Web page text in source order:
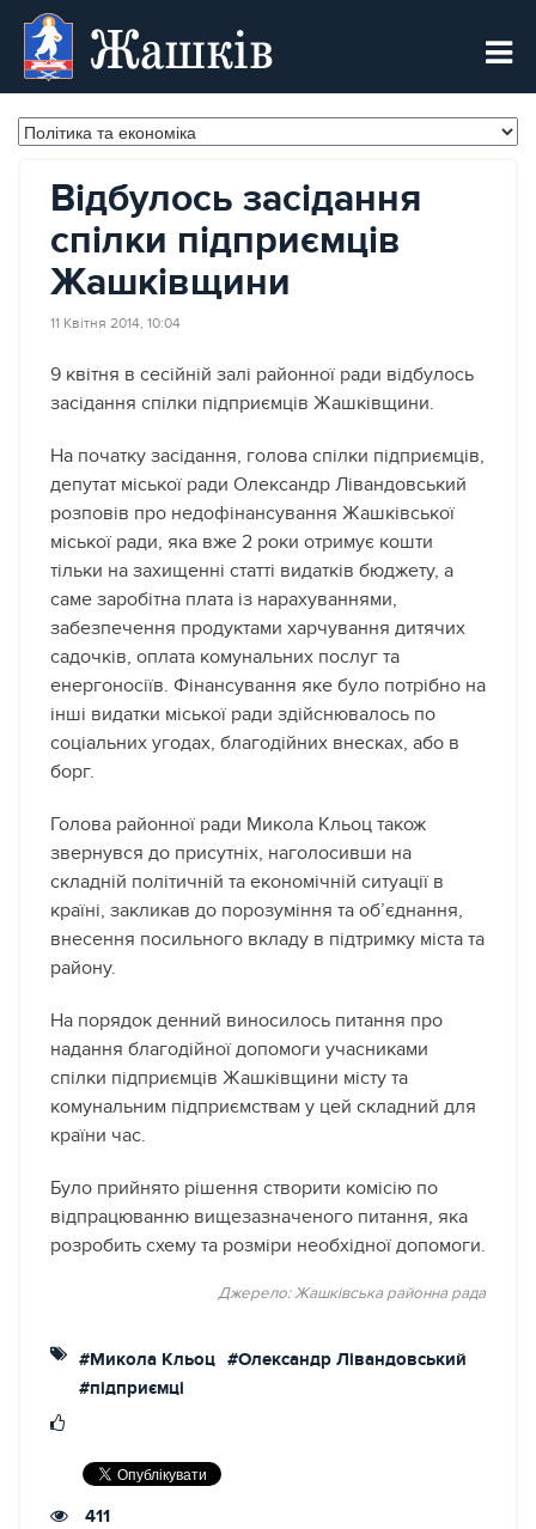
Жашків
Відбулось засідання
спілки підприємців
Жашківщини
11 Квітня 2014, 10:04
9 квітня в сесійній залі районної ради відбулось
засідання спілки підприємців Жашківщини.
На початку засідання, голова спілки підприємців,
депутат міської ради Олександр Лівандовський
розповів про недофінансування Жашківської
міської ради, яка вже 2 роки отримує кошти
тільки на захищенні статті видатків бюджету, а
саме заробітна плата із нарахуваннями,
забезпечення продуктами харчування дитячих
садочків, оплата комунальних послуг та
енергоносіїв. Фінансування яке було потрібно на
інші видатки міської ради здійснювалось по
соціальних угодах, благодійних внесках, або в
борг.
Голова районної ради Микола Кльоц також
звернувся до присутніх, наголосивши на
складній політичній та економічній ситуації в
країні, закликав до порозуміння та об’єднання,
внесення посильного вкладу в підтримку міста та
району.
На порядок денний виносилось питання про
надання благодійної допомоги учасниками
спілки підприємців Жашківщини місту та
комунальним підприємствам у цей складний для
країни час.
Було прийнято рішення створити комісію по
відпрацюванню вищезазначеного питання, яка
розробить схему та розміри необхідної допомоги.
Джерело: Жашківська районна рада
#Микола Кльоц #Олександр Лівандовський
#підприємці
411